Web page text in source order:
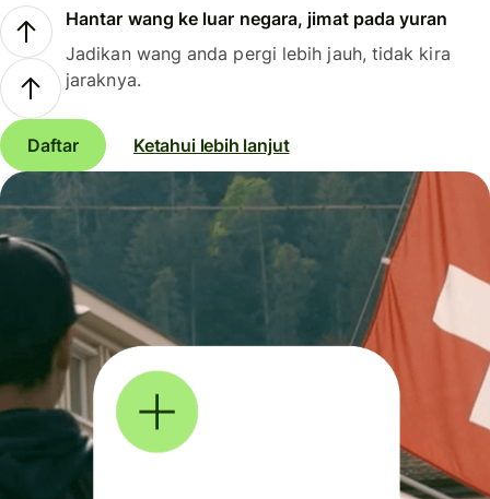
Hantar wang ke luar negara, jimat pada yuran
Jadikan wang anda pergi lebih jauh, tidak kira
jaraknya.
Daftar Ketahui lebih lanjut